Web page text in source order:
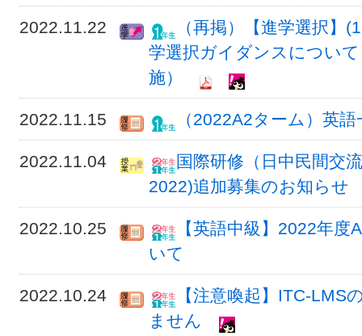
2022.11.22
（再掲）【進学選択】
学選択ガイダンスについ
施）
2022.11.15 （2022A2ターム）英
2022.11.04
国際研修（日中民間交
2022)追加募集のお知らせ
2022.10.25
【英語中級】2022年
いて
2022.10.24
【注意喚起】ITC-LMS
ません